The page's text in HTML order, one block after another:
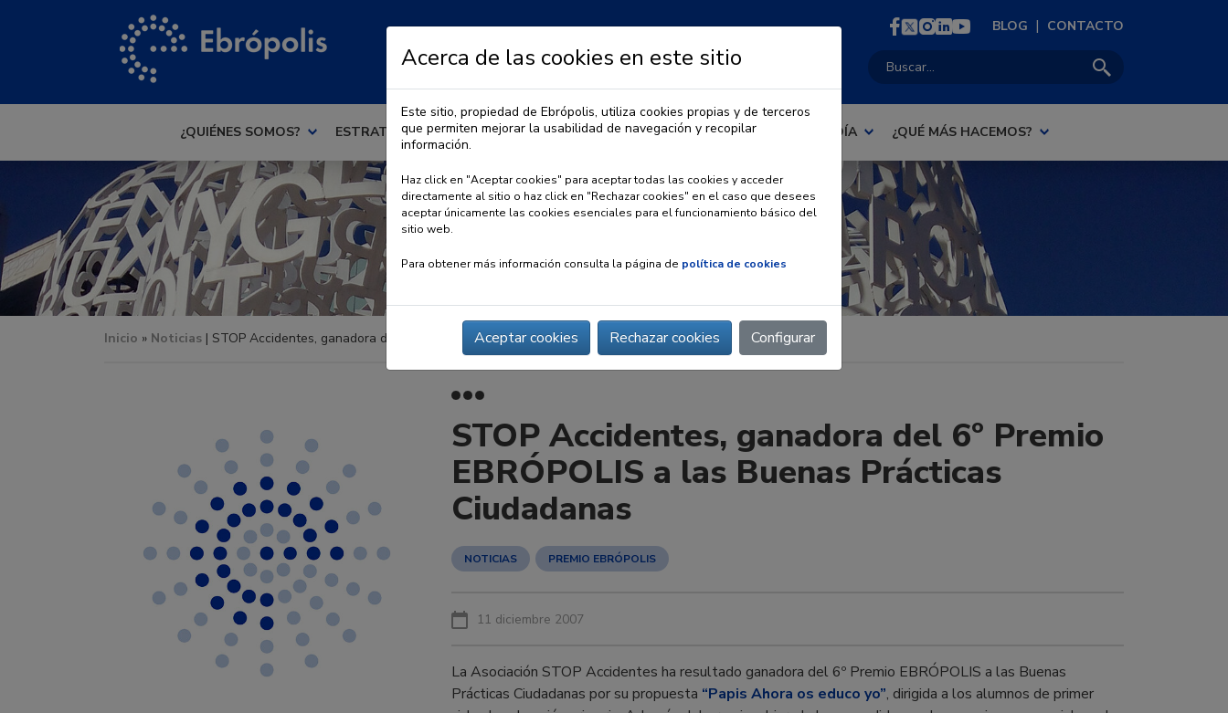
BLOG | CONTACTO
¿QUIÉNES SOMOS? ESTRATEGIA OBSERVATORIO URBANO PREMIO EBRÓPOLIS AL DÍA ¿QUÉ MÁS HACEMOS?
Inicio » Noticias | STOP Accidentes, ganadora del 6º Premio EBRÓPOLIS a las Buenas Prácticas Ciudadanas
STOP Accidentes, ganadora del 6º Premio
EBRÓPOLIS a las Buenas Prácticas
Ciudadanas
NOTICIAS PREMIO EBRÓPOLIS
11 diciembre 2007
La Asociación STOP Accidentes ha resultado ganadora del 6º Premio EBRÓPOLIS a las Buenas
Prácticas Ciudadanas por su propuesta “Papis Ahora os educo yo”, dirigida a los alumnos de primer
Acerca de las cookies en este sitio
Este sitio, propiedad de Ebrópolis, utiliza cookies propias y de terceros
que permiten mejorar la usabilidad de navegación y recopilar
información.
Haz click en "Aceptar cookies" para aceptar todas las cookies y acceder
directamente al sitio o haz click en "Rechazar cookies" en el caso que desees
aceptar únicamente las cookies esenciales para el funcionamiento básico del
sitio web.
Para obtener más información consulta la página de política de cookies
Aceptar cookies Rechazar cookies Configurar